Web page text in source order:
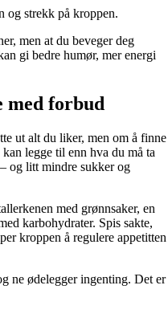
og strekk på kroppen.
men at du beveger deg
gi bedre humør, mer energi
med forbud
ut alt du liker, men om å finne
legge til enn hva du må ta
og litt mindre sukker og
med grønnsaker, en
karbohydrater. Spis sakte,
kroppen å regulere appetitten
ne ødelegger ingenting. Det er